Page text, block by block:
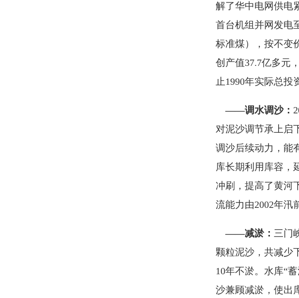
解了华中电网供电
首台机组并网发电
标准煤），按不变
创产值37.7亿多元
止1990年实际总投
——调水调沙：
对泥沙调节承上启
调沙后续动力，能
库长期利用库容，
冲刷，提高了黄河
流能力由2002年汛
——减淤： 三门
颗粒泥沙，共减少
10年不淤。水库“
沙兼顾减淤，使出